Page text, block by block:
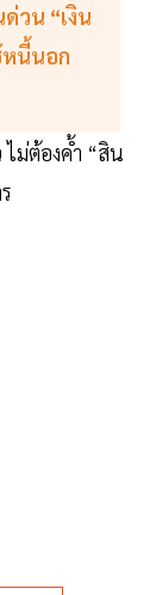
วน “เงิน
หนี้นอก
ไม่ต้องค้ำ “สิน